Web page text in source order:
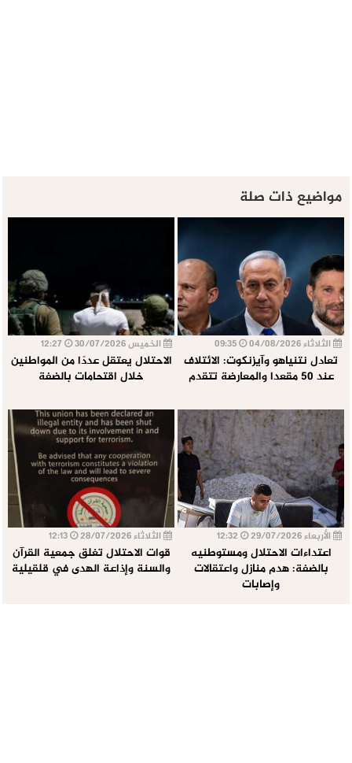
مواضيع ذات صلة
الثلاثاء 04/08/2026
تعادل نتنياهو وآيزنكوت: الائتلاف
عند 50 مقعدا والمعارضة تتقدم
الخميس 30/07/2026
الاحتلال يعتقل عددًا من المواطنين
خلال اقتحامات بالضفة
الأربعاء 29/07/2026
اعتداءات الاحتلال ومستوطنيه
بالضفة: هدم منازل واعتقالات
وإصابات
الثلاثاء 28/07/2026
قوات الاحتلال تغلق جمعية القرآن
والسنة وإذاعة الهدى في قلقيلية